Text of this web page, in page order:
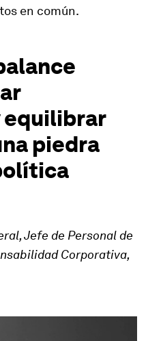
en común.
equilibrar
piedra
Jefe de Personal de
Corporativa,